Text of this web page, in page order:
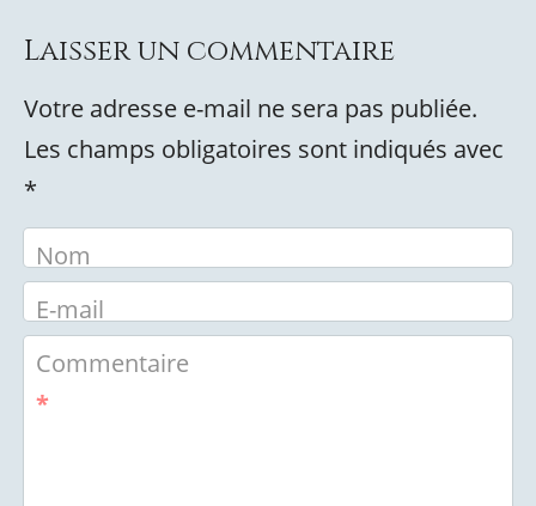
Laisser un commentaire
Votre adresse e-mail ne sera pas publiée.
Les champs obligatoires sont indiqués avec
*
Nom
E-mail
Commentaire
*